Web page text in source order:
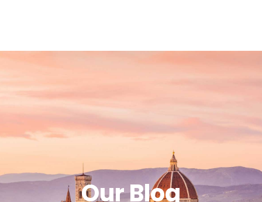
Our Blog